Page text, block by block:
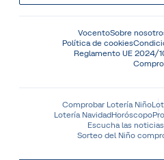
VocentoSobre
Política de cookies
Reglamento UE 2024/
Comprobar Lotería Niño
Lotería NavidadHoróscopo
Escucha las
Sorteo del Niño